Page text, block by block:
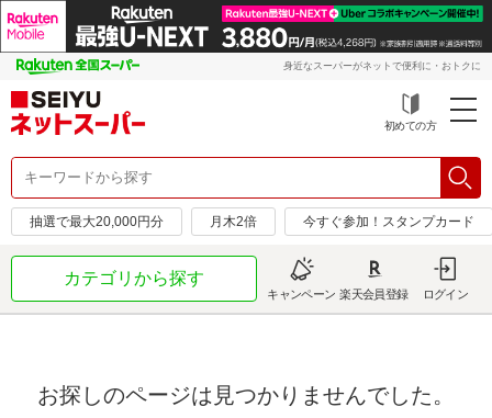
身近なスーパーがネットで便利に・おトクに
初めての方
抽選で最大20,000円分 月木2倍 今すぐ参加！スタンプカード
カテゴリから探す
キャンペーン 楽天会員登録 ログイン
お探しのページは見つかりませんでした。